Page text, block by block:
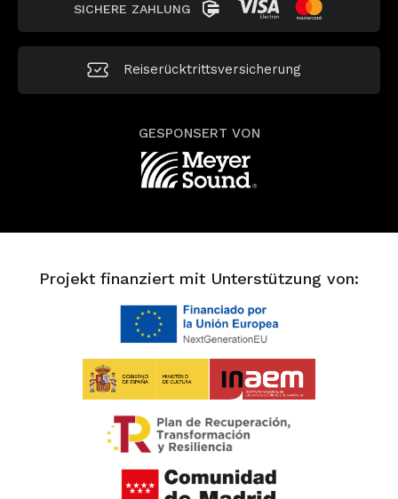
SICHERE ZAHLUNG
Reiserücktrittsversicherung
GESPONSERT VON
Projekt finanziert mit Unterstützung von: